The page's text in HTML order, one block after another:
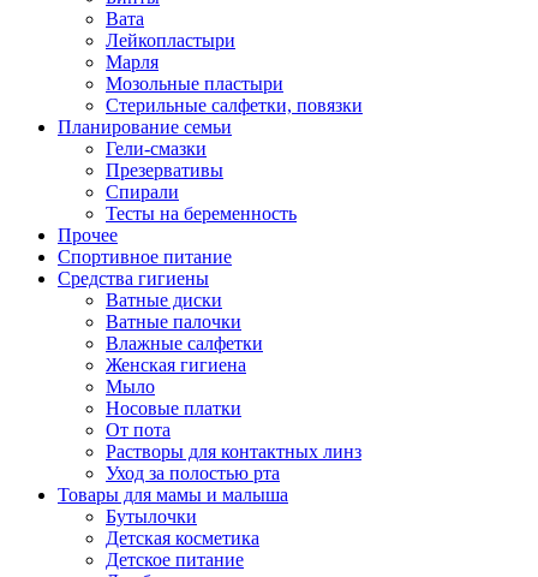
Вата
Лейкопластыри
Марля
Мозольные пластыри
Стерильные салфетки, повязки
Планирование семьи
Гели-смазки
Презервативы
Спирали
Тесты на беременность
Прочее
Спортивное питание
Средства гигиены
Ватные диски
Ватные палочки
Влажные салфетки
Женская гигиена
Мыло
Носовые платки
От пота
Растворы для контактных линз
Уход за полостью рта
Товары для мамы и малыша
Бутылочки
Детская косметика
Детское питание